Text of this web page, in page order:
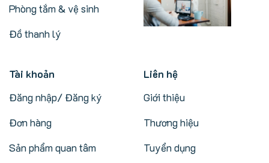
Phòng tắm & vệ sinh
Đồ thanh lý
Tài khoản
Đăng nhập/ Đăng ký
Đơn hàng
Sản phẩm quan tâm
Liên hệ
Giới thiệu
Thương hiệu
Tuyển dụng